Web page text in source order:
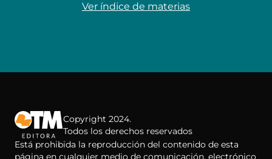
Ver índice de materias
Copyright 2024.
Todos los derechos reservados
Está prohibida la reproducción del contenido de esta
página en cualquier medio de comunicación, electrónico